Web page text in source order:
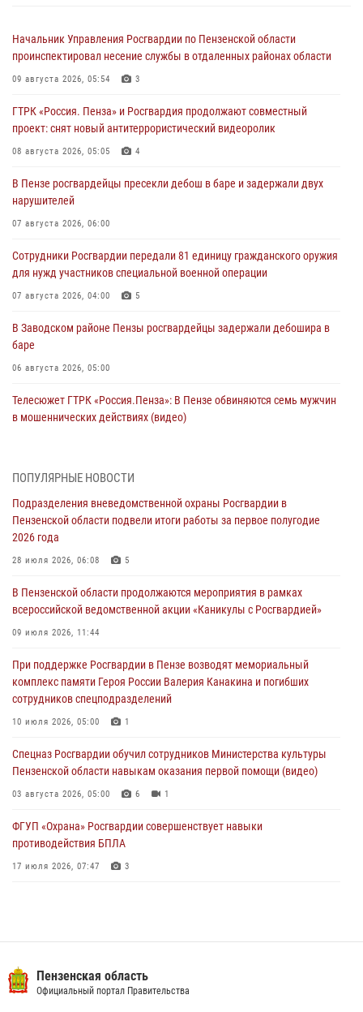
Начальник Управления Росгвардии по Пензенской области
проинспектировал несение службы в отдаленных районах области
09 августа 2026, 05:54 3
ГТРК «Россия. Пенза» и Росгвардия продолжают совместный
проект: снят новый антитеррористический видеоролик
08 августа 2026, 05:05 4
В Пензе росгвардейцы пресекли дебош в баре и задержали двух
нарушителей
07 августа 2026, 06:00
Сотрудники Росгвардии передали 81 единицу гражданского оружия
для нужд участников специальной военной операции
07 августа 2026, 04:00 5
В Заводском районе Пензы росгвардейцы задержали дебошира в
баре
06 августа 2026, 05:00
Телесюжет ГТРК «Россия.Пенза»: В Пензе обвиняются семь мужчин
в мошеннических действиях (видео)
В Заречном росгвардейцы почтили память легендарного генерала
05 августа 2026, 07:00
Сотрудники пензенского ОМОН «Страж» познакомили участников
сборов «Гвардеец» с вооружением и техникой Росгвардии
В Пензе сотрудники Росгвардии оказали помощь
дезориентированному пенсионеру
В Пензе при силовой поддержке Росгвардии пресечена
деятельность ОПГ, маскировавшейся под реабилитационный центр
(видео)
ПОПУЛЯРНЫЕ НОВОСТИ
Подразделения вневедомственной охраны Росгвардии в
Пензенской области подвели итоги работы за первое полугодие
2026 года
28 июля 2026, 06:08 5
В Пензенской области продолжаются мероприятия в рамках
всероссийской ведомственной акции «Каникулы с Росгвардией»
09 июля 2026, 11:44
При поддержке Росгвардии в Пензе возводят мемориальный
комплекс памяти Героя России Валерия Канакина и погибших
сотрудников спецподразделений
10 июля 2026, 05:00 1
Спецназ Росгвардии обучил сотрудников Министерства культуры
Пензенской области навыкам оказания первой помощи (видео)
03 августа 2026, 05:00 6 1
ФГУП «Охрана» Росгвардии совершенствует навыки
противодействия БПЛА
17 июля 2026, 07:47 3
Пензенский спецназ Росгвардии готовит студентов к окружному
этапу «Зарницы 2.0» (видео)
Пензенская область
Официальный портал Правительства